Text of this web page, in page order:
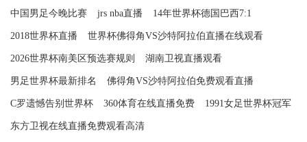
中国男足今晚比赛 jrs nba直播 14年世界杯德国巴西7:1
2018世界杯直播 世界杯佛得角VS沙特阿拉伯直播在线观看
2026世界杯南美区预选赛规则 湖南卫视直播观看
男足世界杯最新排名 佛得角VS沙特阿拉伯免费观看直播
C罗遗憾告别世界杯 360体育在线直播免费 1991女足世界杯冠军
东方卫视在线直播免费观看高清